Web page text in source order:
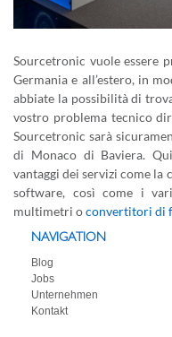
Sourcetronic vuole essere
Germania e all’estero, in
abbiate la possibilità di
vostro problema tecnico
Sourcetronic sarà
di Monaco di Baviera.
vantaggi dei servizi come la
software, così come i
multimetri oconvertitori di
NAVIGATION
Blog
Jobs
Unternehmen
Kontakt